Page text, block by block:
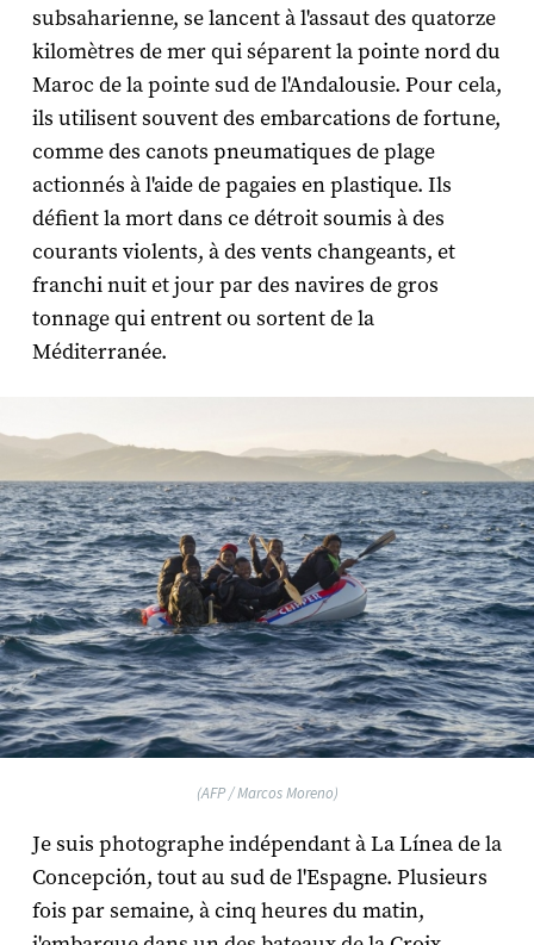
subsaharienne, se lancent à l'assaut des quatorze
kilomètres de mer qui séparent la pointe nord du
Maroc de la pointe sud de l'Andalousie. Pour cela,
ils utilisent souvent des embarcations de fortune,
comme des canots pneumatiques de plage
actionnés à l'aide de pagaies en plastique. Ils
défient la mort dans ce détroit soumis à des
courants violents, à des vents changeants, et
franchi nuit et jour par des navires de gros
tonnage qui entrent ou sortent de la
Méditerranée.
(AFP / Marcos Moreno)
Je suis photographe indépendant à La Línea de la
Concepción, tout au sud de l'Espagne. Plusieurs
fois par semaine, à cinq heures du matin,